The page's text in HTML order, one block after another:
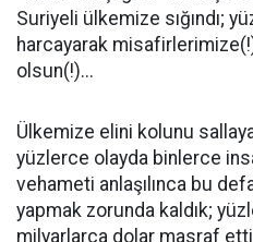
Suriyeli ülkemize sığındı;
harcayarak
olsun(!)...
Ülkemize elini kolunu
yüzlerce olayda binlerce
vehameti anlaşılınca bu
yapmak zorunda kaldık;
milyarlarca dolar masraf